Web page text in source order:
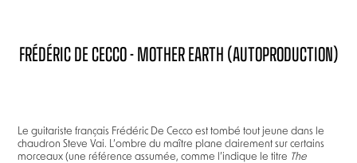
FRÉDÉRIC DE CECCO - MOTHER EARTH (AUTOPRODUCTION)
Le guitariste français Frédéric De Cecco est tombé tout jeune dans le
chaudron Steve Vai. L’ombre du maître plane clairement sur certains
morceaux (une référence assumée, comme l’indique le titre The